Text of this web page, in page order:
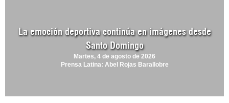
La emoción deportiva continúa en imágenes desde
Santo Domingo
Martes, 4 de agosto de 2026
Prensa Latina: Abel Rojas Barallobre